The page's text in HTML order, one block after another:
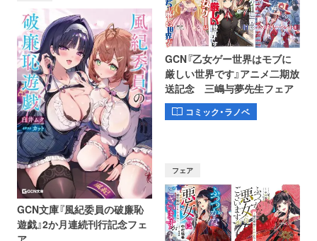
GCN文庫『風紀委員の破廉恥
遊戯』2か月連続刊行記念フェ
GCN『乙女ゲー世界はモブに
厳しい世界です』アニメ二期放
送記念 三嶋与夢先生フェア
コミック・ラノベ
フェア